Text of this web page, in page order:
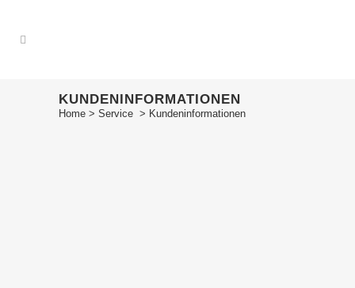
KUNDENINFORMATIONEN
Home > Service > Kundeninformationen